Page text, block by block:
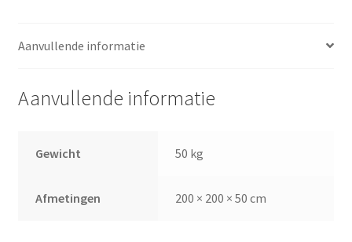
Aanvullende informatie
Aanvullende informatie
Gewicht 50 kg
Afmetingen 200 × 200 × 50 cm